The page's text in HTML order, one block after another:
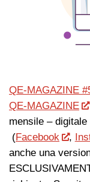
QE-MAGAZINE
QE-MAGAZINE
mensile –
(Facebook ,
anche una